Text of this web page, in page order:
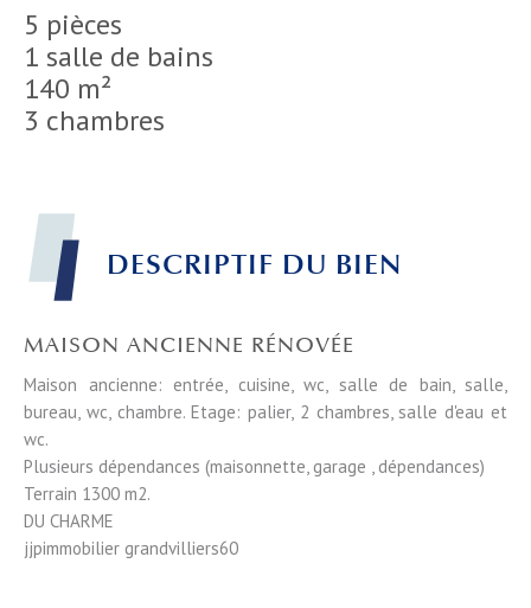
5 pièces
1 salle de bains
140 m²
3 chambres
DESCRIPTIF DU BIEN
MAISON ANCIENNE RÉNOVÉE
Maison ancienne: entrée, cuisine, wc, salle de bain, salle,
bureau, wc, chambre. Etage: palier, 2 chambres, salle d'eau et
wc.
Plusieurs dépendances (maisonnette, garage , dépendances)
Terrain 1300 m2.
DU CHARME
jjpimmobilier grandvilliers60